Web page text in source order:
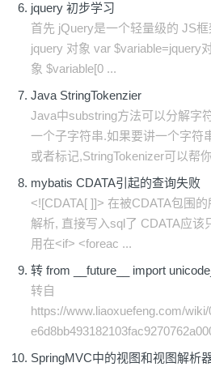
jquery 初步学习
首先 jQuery是一个轻量级的 JS
jquery 对象 var $variable=jquery
象 $variable[0 ...
Java StringTokenzier
Java中substring方法可以分解字
一个子字符串.如果要讲一个字符
或者标记,StringTokenizer可以帮
mybatis CDATA引起的查询失败
<![CDATA[ ]]> 在被CDATA包围
解析, 直接写入sql了 CDATA应该
用在<if> <foreac ...
转 from __future__ import
转自
https://www.liaoxuefeng.com/
SpringMVC中的视图和视图解析